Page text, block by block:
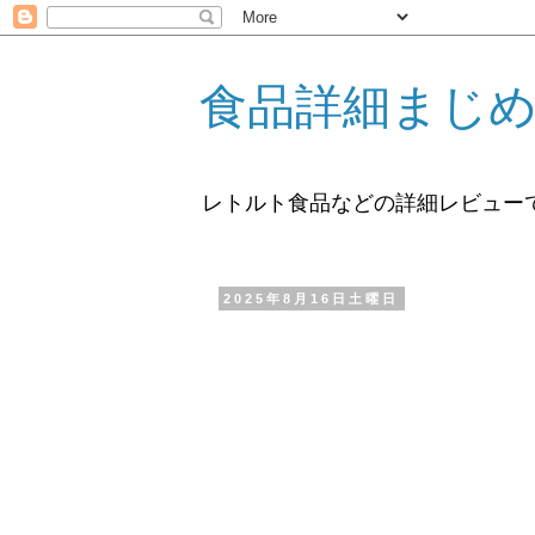
食品詳細まじ
レトルト食品などの詳細レビュー
2025年8月16日土曜日